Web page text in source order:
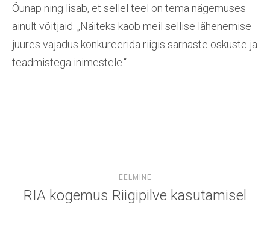
Õunap ning lisab, et sellel teel on tema nägemuses
ainult võitjaid. „Näiteks kaob meil sellise lähenemise
juures vajadus konkureerida riigis sarnaste oskuste ja
teadmistega inimestele.“
EELMINE
RIA kogemus Riigipilve kasutamisel